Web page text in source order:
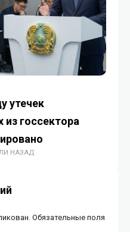
утечек
госсектора
НАЗАД
Обязательные поля